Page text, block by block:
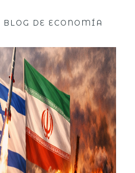
BLOG DE ECONOMÍA